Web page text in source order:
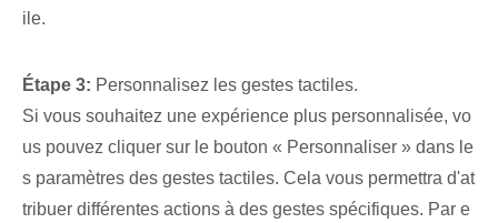
ile.
Étape 3: Personnalisez les gestes tactiles.
Si vous souhaitez une expérience plus personnalisée, vo
us pouvez cliquer sur le bouton « Personnaliser » dans le
s paramètres des gestes tactiles. Cela vous permettra d'at
tribuer ‌différentes actions⁢ à des gestes spécifiques. Par e